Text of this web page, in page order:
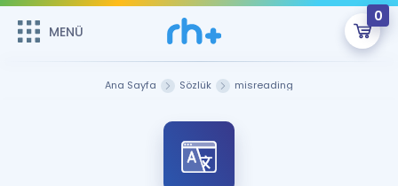
MENÜ
0
Sepetin Şu An Boş.
Remzi Hoca ile seni sınava hazırlayacak onlarca eğitim seni
bekliyor!
MENÜ
Ana Sayfa Sözlük misreading